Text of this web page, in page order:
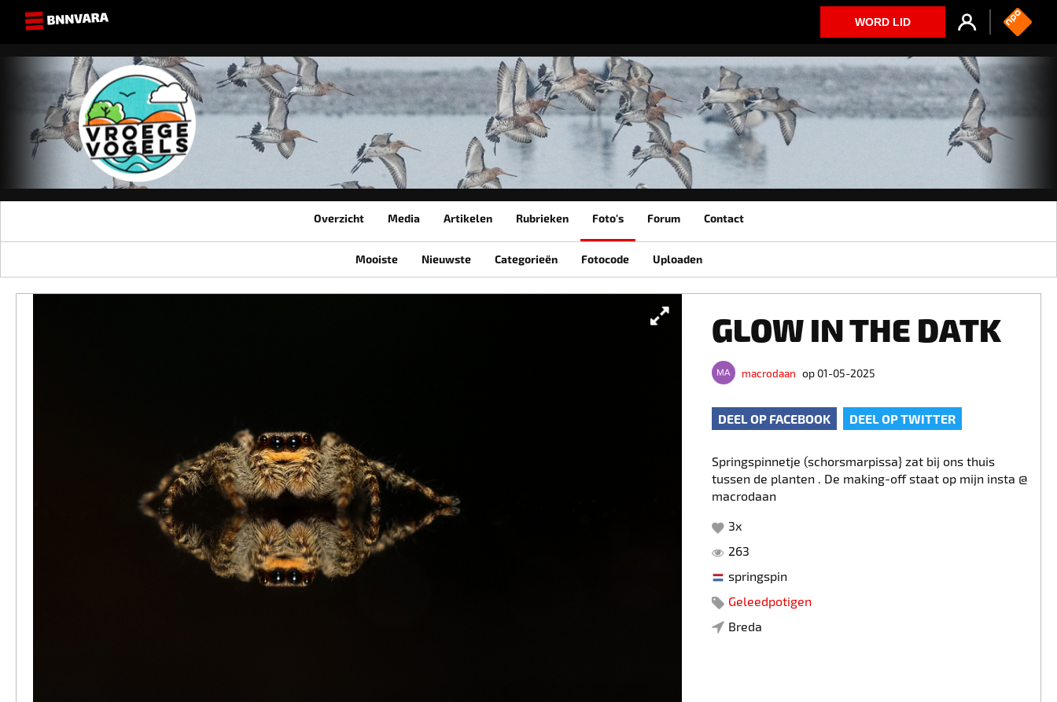
WORD LID
Overzicht Media Artikelen Rubrieken Foto's Forum Contact
Mooiste Nieuwste Categorieën Fotocode Uploaden
GLOW IN THE DATK
macrodaan op 01-05-2025
DEEL OP FACEBOOK DEEL OP TWITTER
Springspinnetje (schorsmarpissa} zat bij ons thuis
tussen de planten . De making-off staat op mijn insta @
macrodaan
3x
263
springspin
Geleedpotigen
Breda